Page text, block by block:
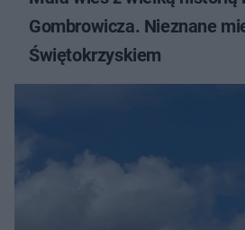
Gombrowicza. Nieznane
Świętokrzyskiem